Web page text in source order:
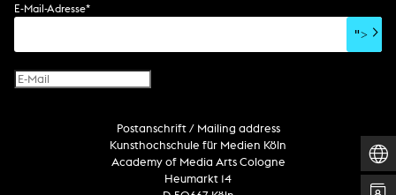
E-Mail-Adresse*
">
Postanschrift / Mailing address
Kunsthochschule für Medien Köln
Academy of Media Arts Cologne
Heumarkt 14